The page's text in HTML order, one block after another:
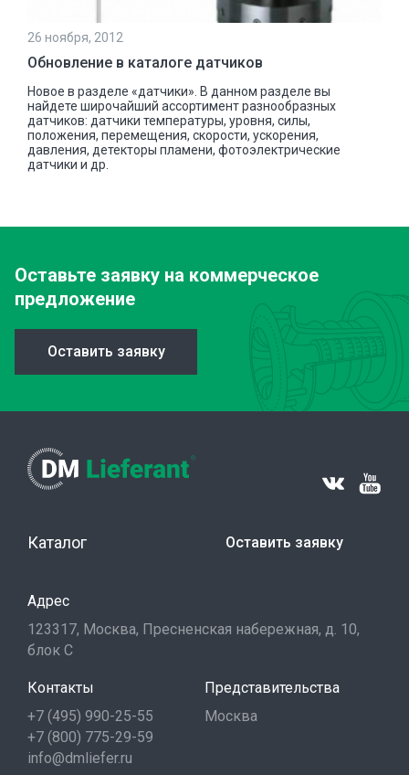
26 ноября, 2012
Обновление в каталоге датчиков
Новое в разделе «датчики». В данном разделе вы
найдете широчайший ассортимент разнообразных
датчиков: датчики температуры, уровня, силы,
положения, перемещения, скорости, ускорения,
давления, детекторы пламени, фотоэлектрические
датчики и др.
Оставьте заявку на коммерческое
предложение
Оставить заявку
Каталог Оставить заявку
Адрес
123317, Москва, Пресненская набережная, д. 10,
блок С
Контакты
+7 (495) 990-25-55
+7 (800) 775-29-59
info@dmliefer.ru
Представительства
Москва